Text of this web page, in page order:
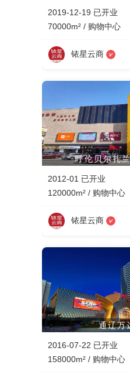
2019-12-19 已开业
70000m² / 购物中心
铱星云商
呼伦贝尔扎
2012-01 已开业
120000m² / 购物中心
铱星云商
通辽万
2016-07-22 已开业
158000m² / 购物中心